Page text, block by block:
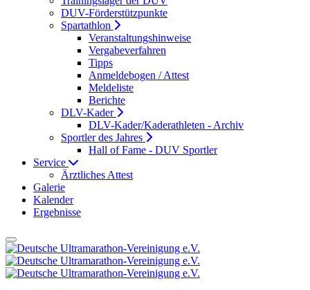
DUV-Förderstützpunkte
Spartathlon
Veranstaltungshinweise
Vergabeverfahren
Tipps
Anmeldebogen / Attest
Meldeliste
Berichte
DLV-Kader
DLV-Kader/Kaderathleten - Archiv
Sportler des Jahres
Hall of Fame - DUV Sportler
Service
Ärztliches Attest
Galerie
Kalender
Ergebnisse